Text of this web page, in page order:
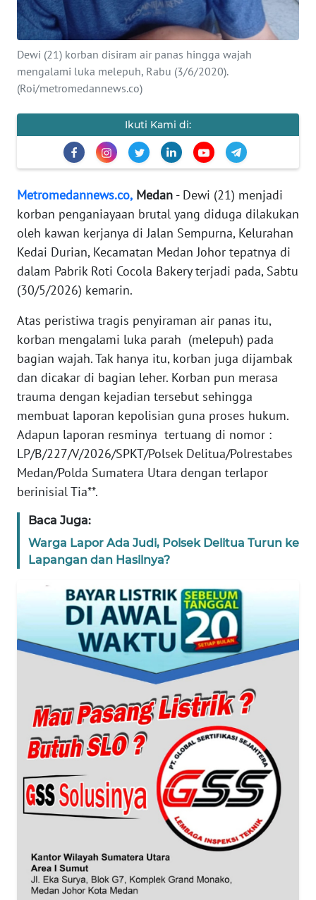
Dewi (21) korban disiram air panas hingga wajah
mengalami luka melepuh, Rabu (3/6/2020).
(Roi/metromedannews.co)
Ikuti Kami di:
Metromedannews.co, Medan - Dewi (21) menjadi
korban penganiayaan brutal yang diduga dilakukan
oleh kawan kerjanya di Jalan Sempurna, Kelurahan
Kedai Durian, Kecamatan Medan Johor tepatnya di
dalam Pabrik Roti Cocola Bakery terjadi pada, Sabtu
(30/5/2026) kemarin.
Atas peristiwa tragis penyiraman air panas itu,
korban mengalami luka parah (melepuh) pada
bagian wajah. Tak hanya itu, korban juga dijambak
dan dicakar di bagian leher. Korban pun merasa
trauma dengan kejadian tersebut sehingga
membuat laporan kepolisian guna proses hukum.
Adapun laporan resminya tertuang di nomor :
LP/B/227/V/2026/SPKT/Polsek Delitua/Polrestabes
Medan/Polda Sumatera Utara dengan terlapor
berinisial Tia**.
Baca Juga:
Warga Lapor Ada Judi, Polsek Delitua Turun ke
Lapangan dan Hasilnya?
KARIR
DISCLAIMER
Wahana
News
WN
JAKARTA
WN
WN
BANTEN
NTT
WN
KEPRI
WN
PAPUA
WN
PAPUA
BARAT
WN
SERAMBI
JAMBI
WN
WN
NTB
WN
SULTENG